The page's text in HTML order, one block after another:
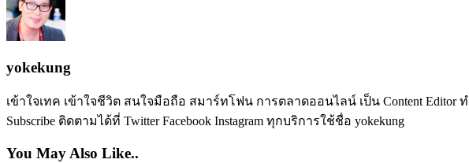
yokekung
เข้าใจเทค เข้าใจชีวิต สนใจมือถือ สมาร์ทโฟน การตลาดออนไลน์ เป็น Content Editor ท
Subscribe ติดตามได้ที่ Twitter Facebook Instagram ทุกบริการใช้ชื่อ yokekung
You May Also Like..